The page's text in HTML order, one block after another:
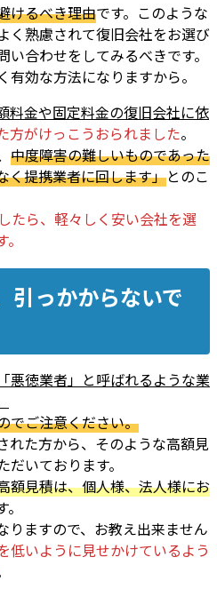
けるべき理由です。このような
く熟慮されて復旧会社をお選び
合わせをしてみるべきです。
効な方法になりますから。
料金や固定料金の復旧会社に依
方がけっこうおられました。
中度障害の難しいものであった
く提携業者に回します」とのこ
たら、軽々しく安い会社を選
。
引っかからないで
悪徳業者」と呼ばれるような業
でご注意ください。
れた方から、そのような高額見
だいております。
額見積は、個人様、法人様にお
りますので、お教え出来ません
低いように見せかけているよう